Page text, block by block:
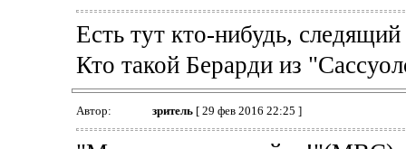
Есть тут кто-нибудь,
Кто такой Берарди из
Автор: зpитель[ 29 фев 2016 22:25 ]